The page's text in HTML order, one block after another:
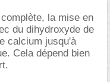
la mise en
du dihydroxyde de
calcium jusqu'à
Cela dépend bien